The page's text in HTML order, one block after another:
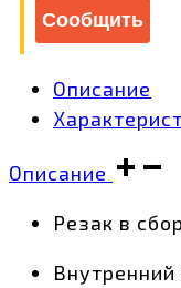
Сообщить
Описание
Описание
Резак в